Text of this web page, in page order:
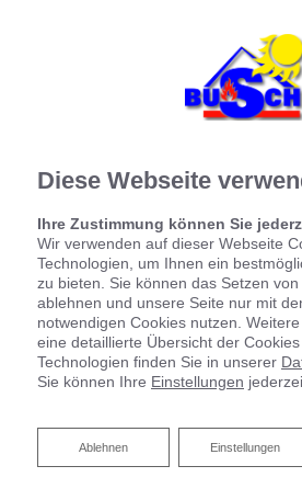
Badinspiration &
Diese Webseite
Ihre Zustimmung können Sie
Wir verwenden auf dieser Webseite
Technologien, um Ihnen ein
zu bieten. Sie können das Setzen
ablehnen und unsere Seite nur mit
notwendigen Cookies nutzen.
eine detaillierte Übersicht der
Technologien finden Sie in unserer
Sie können Ihre Einstellungen
Einstellungen
Ablehnen
Ablehnen